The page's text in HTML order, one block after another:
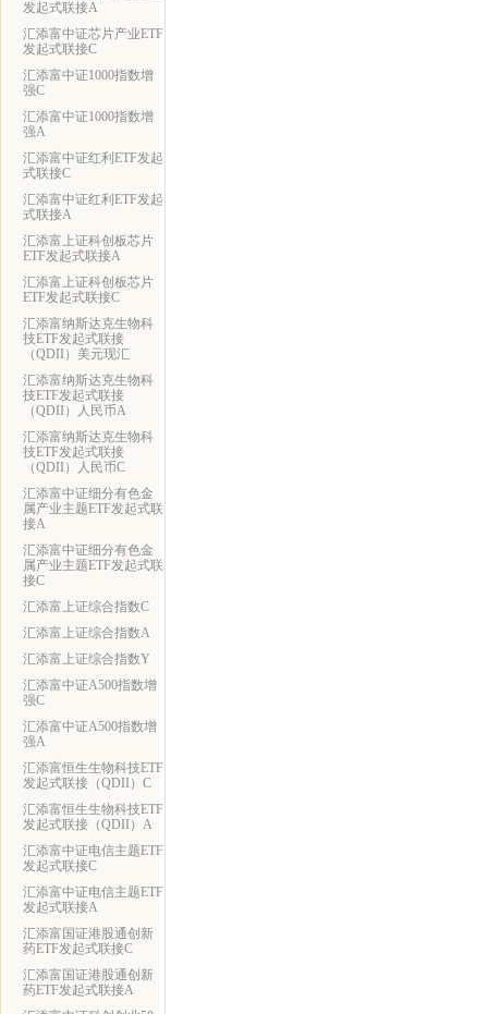
发起式联接A
汇添富中证芯片产业ETF
发起式联接C
汇添富中证1000指数增
强C
汇添富中证1000指数增
强A
汇添富中证红利ETF发起
式联接C
汇添富中证红利ETF发起
式联接A
汇添富上证科创板芯片
ETF发起式联接A
汇添富上证科创板芯片
ETF发起式联接C
汇添富纳斯达克生物科
技ETF发起式联接
（QDII）美元现汇
汇添富纳斯达克生物科
技ETF发起式联接
（QDII）人民币A
汇添富纳斯达克生物科
技ETF发起式联接
（QDII）人民币C
汇添富中证细分有色金
属产业主题ETF发起式联
接A
汇添富中证细分有色金
属产业主题ETF发起式联
接C
汇添富上证综合指数C
汇添富上证综合指数A
汇添富上证综合指数Y
汇添富中证A500指数增
强C
汇添富中证A500指数增
强A
汇添富恒生生物科技ETF
发起式联接（QDII）C
汇添富恒生生物科技ETF
发起式联接（QDII）A
汇添富中证电信主题ETF
发起式联接C
汇添富中证电信主题ETF
发起式联接A
汇添富国证港股通创新
药ETF发起式联接C
汇添富国证港股通创新
药ETF发起式联接A